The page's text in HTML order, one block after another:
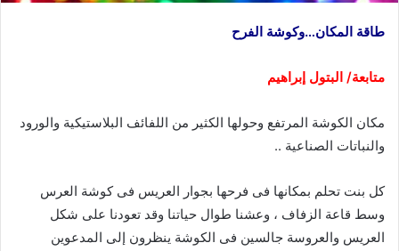
طاقة المكان…وكوشة الفرح
متابعة/ البتول إبراهيم
مكان الكوشة المرتفع وحولها الكثير من اللفائف البلاستيكية والورود
والنباتات الصناعية ..
كل بنت تحلم بمكانها فى فرحها بجوار العريس فى كوشة العرس
وسط قاعة الزفاف ، وعشنا طوال حياتنا وقد تعودنا على شكل
العريس والعروسة جالسين فى الكوشة ينظرون إلى المدعوين